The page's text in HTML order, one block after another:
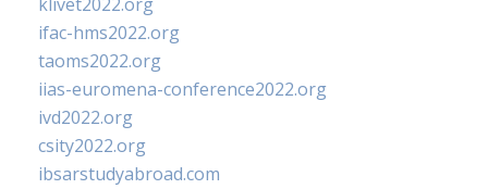
ifac-hms2022.org
taoms2022.org
iias-euromena-conference2022.org
ivd2022.org
csity2022.org
ibsarstudyabroad.com